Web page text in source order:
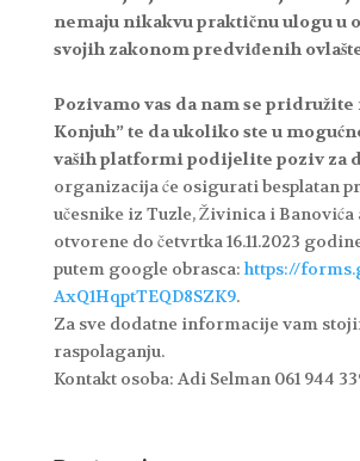
nemaju nikakvu praktičnu ulogu u
svojih zakonom predviđenih
Pozivamo vas da nam se pridružite
Konjuh” te da ukoliko ste u
vaših platformi podijelite poziv za
organizacija će osigurati besplatan
učesnike iz Tuzle, Živinica i Banovića
otvorene do četvrtka 16.11.2023
putem google obrasca:https://
AxQ1HqptTEQD8SZK9.
Za sve dodatne informacije vam
raspolaganju.
Kontakt osoba: Adi Selman 061 944